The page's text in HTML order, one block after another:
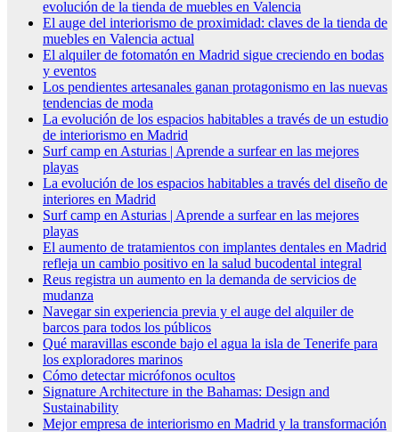
evolución de la tienda de muebles en Valencia
El auge del interiorismo de proximidad: claves de la tienda de
muebles en Valencia actual
El alquiler de fotomatón en Madrid sigue creciendo en bodas
y eventos
Los pendientes artesanales ganan protagonismo en las nuevas
tendencias de moda
La evolución de los espacios habitables a través de un estudio
de interiorismo en Madrid
Surf camp en Asturias | Aprende a surfear en las mejores
playas
La evolución de los espacios habitables a través del diseño de
interiores en Madrid
Surf camp en Asturias | Aprende a surfear en las mejores
playas
El aumento de tratamientos con implantes dentales en Madrid
refleja un cambio positivo en la salud bucodental integral
Reus registra un aumento en la demanda de servicios de
mudanza
Navegar sin experiencia previa y el auge del alquiler de
barcos para todos los públicos
Qué maravillas esconde bajo el agua la isla de Tenerife para
los exploradores marinos
Cómo detectar micrófonos ocultos
Signature Architecture in the Bahamas: Design and
Sustainability
Mejor empresa de interiorismo en Madrid y la transformación